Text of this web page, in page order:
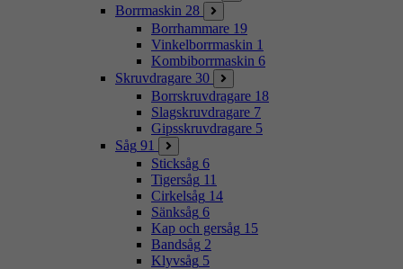
Borrmaskin 28
Borrhammare 19
Vinkelborrmaskin 1
Kombiborrmaskin 6
Skruvdragare 30
Borrskruvdragare 18
Slagskruvdragare 7
Gipsskruvdragare 5
Såg 91
Sticksåg 6
Tigersåg 11
Cirkelsåg 14
Sänksåg 6
Kap och gersåg 15
Bandsåg 2
Klyvsåg 5